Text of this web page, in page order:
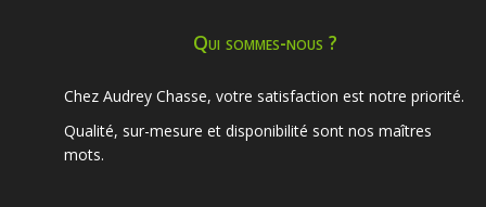
Qui sommes-nous ?
Chez Audrey Chasse, votre satisfaction est notre priorité.
Qualité, sur-mesure et disponibilité sont nos maîtres
mots.